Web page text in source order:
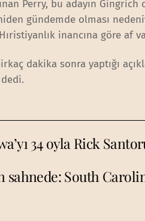
Perry, bu adayın
gündemde olması
inancına göre af
dakika sonra yaptığı
34 oyla Rick
South